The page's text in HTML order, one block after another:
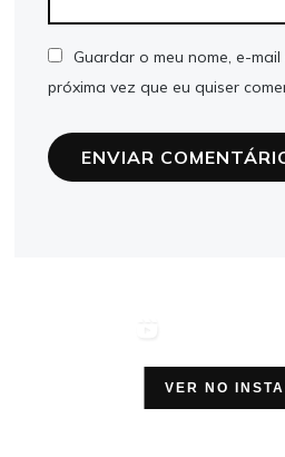
Guardar o meu nome, e-
próxima vez que eu quiser
VER NO